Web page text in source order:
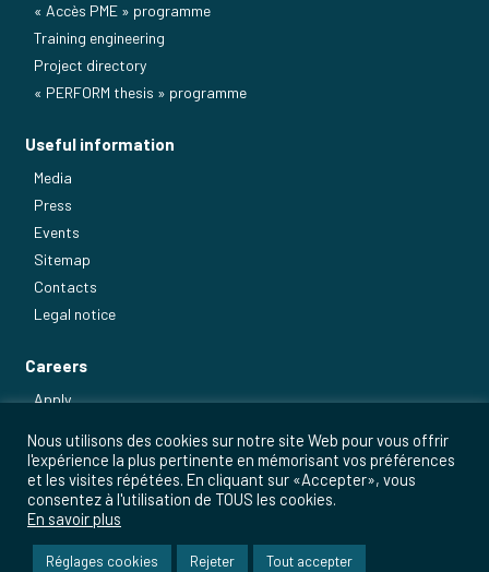
« Accès PME » programme
Training engineering
Project directory
« PERFORM thesis » programme
Useful information
Media
Press
Events
Sitemap
Contacts
Legal notice
Careers
Apply
Nous utilisons des cookies sur notre site Web pour vous offrir
l'expérience la plus pertinente en mémorisant vos préférences
et les visites répétées. En cliquant sur «Accepter», vous
consentez à l'utilisation de TOUS les cookies.
En savoir plus
Réglages cookies Rejeter Tout accepter